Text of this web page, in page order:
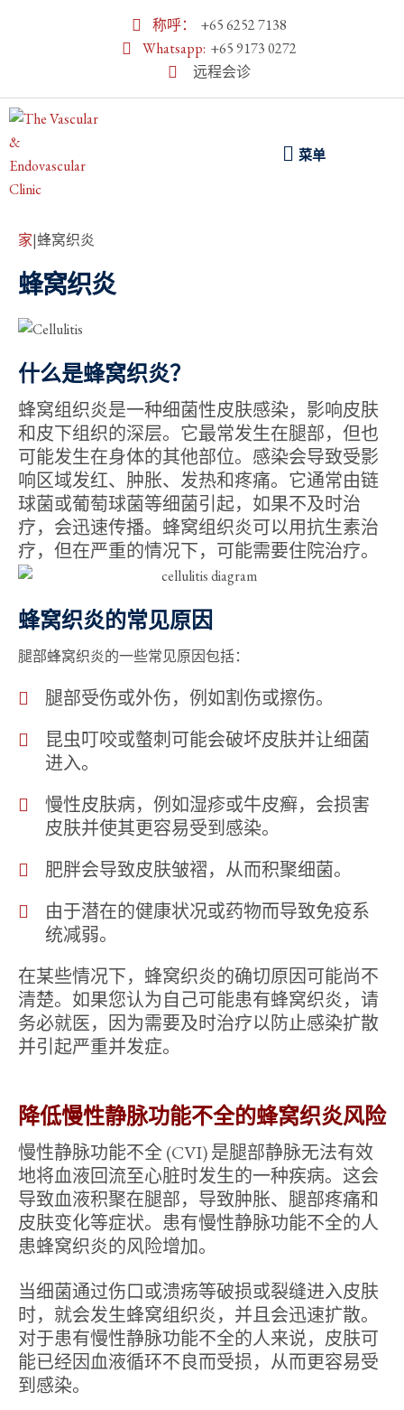
称呼：
+65 6252 7138
Whatsapp: +65 9173 0272
远程会诊
菜单
家|蜂窝织炎
蜂窝织炎
什么是蜂窝织炎？
蜂窝组织炎是一种细菌性皮肤感染，影响皮肤
和皮下组织的深层。它最常发生在腿部，但也
可能发生在身体的其他部位。感染会导致受影
响区域发红、肿胀、发热和疼痛。它通常由链
球菌或葡萄球菌等细菌引起，如果不及时治
疗，会迅速传播。蜂窝组织炎可以用抗生素治
疗，但在严重的情况下，可能需要住院治疗。
蜂窝织炎的常见原因
腿部蜂窝织炎的一些常见原因包括：
腿部受伤或外伤，例如割伤或擦伤。
昆虫叮咬或螫刺可能会破坏皮肤并让细菌
进入。
慢性皮肤病，例如湿疹或牛皮癣，会损害
皮肤并使其更容易受到感染。
肥胖会导致皮肤皱褶，从而积聚细菌。
由于潜在的健康状况或药物而导致免疫系
统减弱。
在某些情况下，蜂窝织炎的确切原因可能尚不
清楚。如果您认为自己可能患有蜂窝织炎，请
务必就医，因为需要及时治疗以防止感染扩散
并引起严重并发症。
降低慢性静脉功能不全的蜂窝织炎风险
慢性静脉功能不全 (CVI) 是腿部静脉无法有效
地将血液回流至心脏时发生的一种疾病。这会
导致血液积聚在腿部，导致肿胀、腿部疼痛和
皮肤变化等症状。患有慢性静脉功能不全的人
患蜂窝织炎的风险增加。
当细菌通过伤口或溃疡等破损或裂缝进入皮肤
时，就会发生蜂窝组织炎，并且会迅速扩散。
对于患有慢性静脉功能不全的人来说，皮肤可
能已经因血液循环不良而受损，从而更容易受
到感染。